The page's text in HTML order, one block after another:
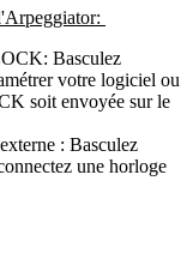
Basculez
votre logiciel ou
soit envoyée sur le
: Basculez
une horloge